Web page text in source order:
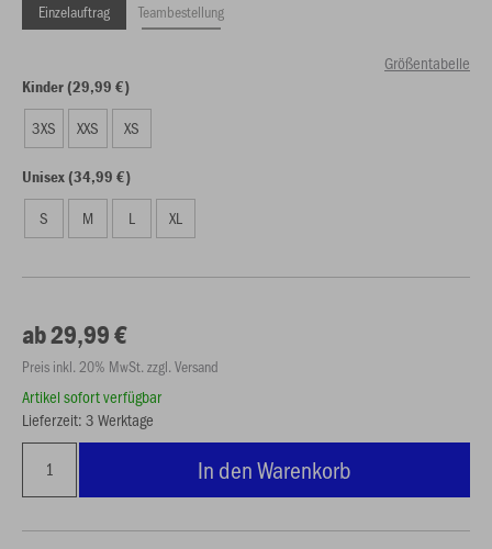
Einzelauftrag Teambestellung
Größentabelle
Kinder (29,99 €)
3XS XXS XS
Unisex (34,99 €)
S M L XL
ab 29,99 €
Preis inkl. 20% MwSt. zzgl. Versand
Artikel sofort verfügbar
Lieferzeit: 3 Werktage
In den Warenkorb